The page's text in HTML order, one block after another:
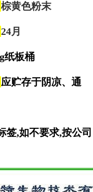
棕黄色粉末
24月
纸板桶
应贮存于阴凉、通
签,如不要求,按公司